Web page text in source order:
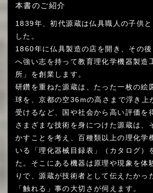
本書のご紹介
1839年、初代源蔵は仏具職人の子供と
した。
1860年に仏具製造の店を開き、その
へ強い志を持って教育理化学機器製造
所」を創業します。
研鑽を重ねた源蔵は、たった一枚の絵
球を、京都の空36mの高さまで浮き上
受けるなど、国や社会から高い評価を
さまざまな技術を身につけた源蔵は、
かすことを考え、百種類以上の理化学
いる「理化器械目録表」（カタログ）
た。そこにある機器は原理や現象を体
りで、源蔵が技術者として伝えたかっ
「触れる」事の大切さが伺えます。